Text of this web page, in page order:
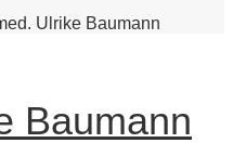
Ulrike Baumann
Baumann